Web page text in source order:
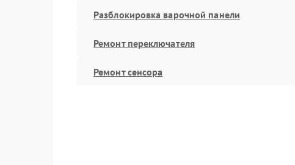
Разблокировка варочной панели
Ремонт переключателя
Ремонт сенсора